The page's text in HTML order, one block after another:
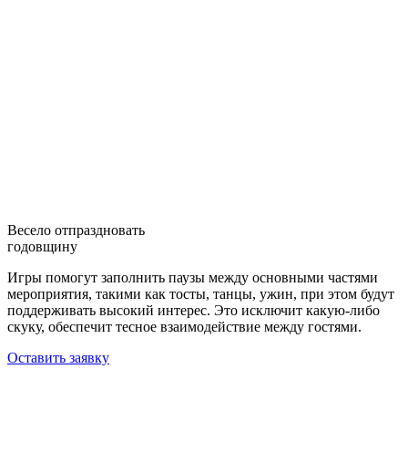
Весело отпраздновать
годовщину
Игры помогут заполнить паузы между основными частями
мероприятия, такими как тосты, танцы, ужин, при этом будут
поддерживать высокий интерес. Это исключит какую-либо
скуку, обеспечит тесное взаимодействие между гостями.
Оставить заявку